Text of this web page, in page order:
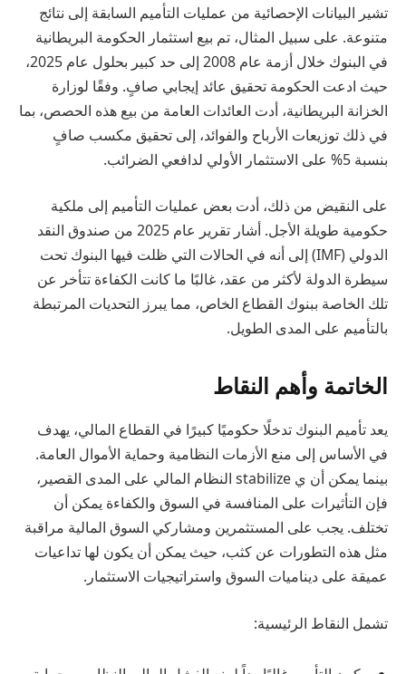
تشير البيانات الإحصائية من عمليات التأميم السابقة إلى نتائج
متنوعة. على سبيل المثال، تم بيع استثمار الحكومة البريطانية
في البنوك خلال أزمة عام 2008 إلى حد كبير بحلول عام 2025،
حيث ادعت الحكومة تحقيق عائد إيجابي صافٍ. وفقًا لوزارة
الخزانة البريطانية، أدت العائدات العامة من بيع هذه الحصص، بما
في ذلك توزيعات الأرباح والفوائد، إلى تحقيق مكسب صافٍ
بنسبة 5% على الاستثمار الأولي لدافعي الضرائب.
على النقيض من ذلك، أدت بعض عمليات التأميم إلى ملكية
حكومية طويلة الأجل. أشار تقرير عام 2025 من صندوق النقد
الدولي (IMF) إلى أنه في الحالات التي ظلت فيها البنوك تحت
سيطرة الدولة لأكثر من عقد، غالبًا ما كانت الكفاءة تتأخر عن
تلك الخاصة ببنوك القطاع الخاص، مما يبرز التحديات المرتبطة
بالتأميم على المدى الطويل.
الخاتمة وأهم النقاط
يعد تأميم البنوك تدخلًا حكوميًا كبيرًا في القطاع المالي، يهدف
في الأساس إلى منع الأزمات النظامية وحماية الأموال العامة.
بينما يمكن أن ي stabilize النظام المالي على المدى القصير،
فإن التأثيرات على المنافسة في السوق والكفاءة يمكن أن
تختلف. يجب على المستثمرين ومشاركي السوق المالية مراقبة
مثل هذه التطورات عن كثب، حيث يمكن أن يكون لها تداعيات
عميقة على ديناميات السوق واستراتيجيات الاستثمار.
تشمل النقاط الرئيسية: